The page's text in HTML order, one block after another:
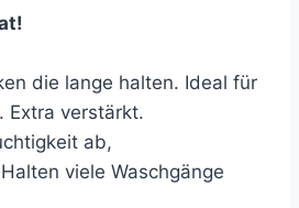
die lange halten. Ideal für
Extra verstärkt.
ab,
viele Waschgänge